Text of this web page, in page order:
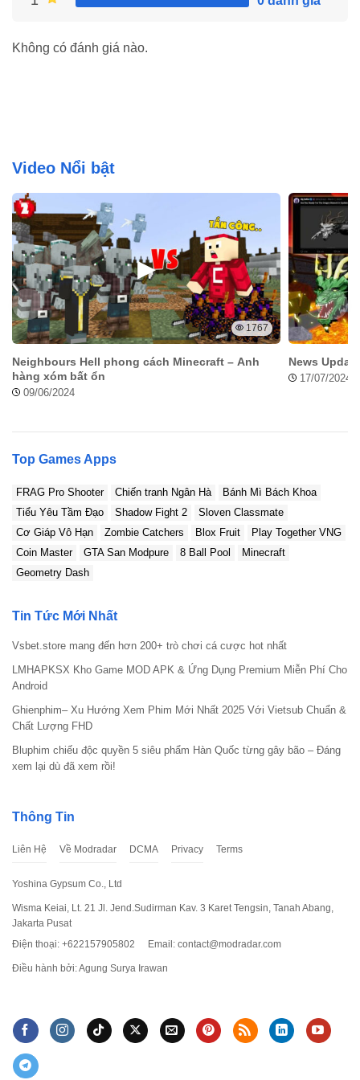
Tải Scratch có mất phí không?
Khi tải ứng dụng qua file apk quá trình tải xuống sẽ
thực hiện những thao tác dưới đây, tham khảo các
thao tác bên dưới để có thể cài đặt ứng dụng về thiết
bị một cách dễ dàng
Bước 1: Bạn hãy kích hoạt quyền cài đặt ứng
dụng
Truy cập phần cài đặt và bật tính năng “cho phép cài
đặt từ nguồn không xác định”. Nếu trước đây bạn đã
từng cài đặt file apk, thì bạn có thể bỏ qua thao tác
này.
dụng ở phần tệp đã tải xuống ở trong trình duyệt,
nhấn vào file vừa tải về thành công. Điện thoại sẽ tự
động tiến hành cài đặt.
Bước 3: Khởi chạy ứng dụng
Hướng dẫn cài đặt phần mềm lập trình Scratch V3.29.1
Không có đánh giá nào.
Video Nổi bật
1767
Neighbours Hell phong cách Minecraft – Anh
hàng xóm bất ổn
09/06/2024
News
17/07/2024
Top Games Apps
FRAG Pro Shooter Chiến tranh Ngân Hà
Bánh Mì Bách Khoa
Tiểu Yêu Tầm Đạo
Shadow Fight 2
Sloven Classmate
Cơ Giáp Vô Hạn
Zombie Catchers Blox Fruit
Play Together VNG
Coin Master
GTA San Modpure 8 Ball Pool
Minecraft
Geometry Dash
Tin Tức Mới Nhất
Vsbet.store mang đến hơn 200+ trò chơi cá cược hot nhất
LMHAPKSX Kho Game MOD APK & Ứng Dụng Premium Miễn Phí Cho
Android
Ghienphim– Xu Hướng Xem Phim Mới Nhất 2025 Với Vietsub Chuẩn &
Chất Lượng FHD
Bluphim chiếu độc quyền 5 siêu phẩm Hàn Quốc từng gây bão – Đáng
xem lại dù đã xem rồi!
Thông Tin
Liên Hệ Về Modradar DCMA Privacy Terms
Yoshina Gypsum Co., Ltd
Wisma Keiai, Lt. 21 Jl. Jend.Sudirman Kav. 3 Karet Tengsin, Tanah Abang,
Jakarta Pusat
Điện thoại: +622157905802
Email: contact@modradar.com
Điều hành bởi: Agung Surya Irawan